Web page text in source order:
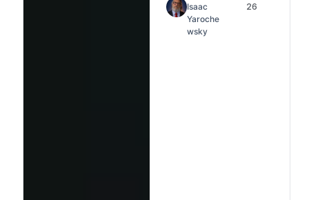
Isaac
Yaroche
wsky
26